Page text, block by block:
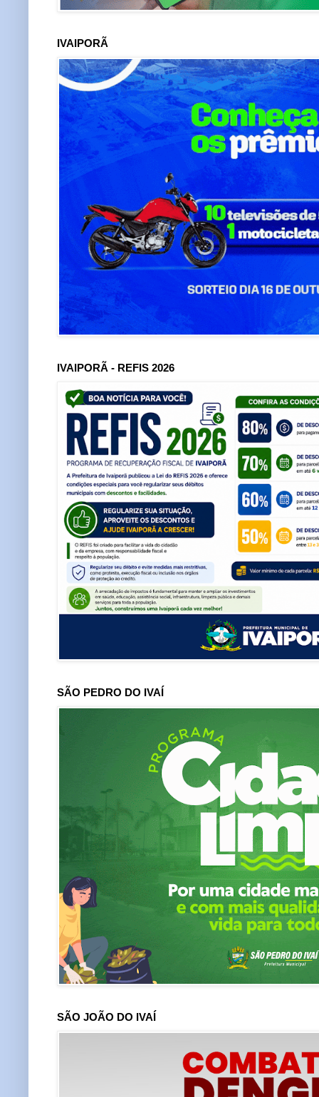
IVAIPORÃ
IVAIPORÃ - REFIS 2026
SÃO PEDRO DO IVAÍ
SÃO JOÃO DO IVAÍ